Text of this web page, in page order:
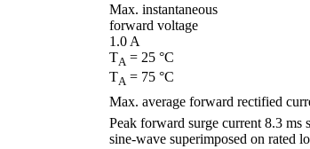
Max. instantaneous
forward voltage
1.0 A
TA = 25 °C
TA = 75 °C
Max. average forward rectified
Peak forward surge current 8.3 ms
sine-wave superimposed on rated